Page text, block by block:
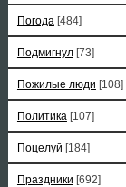
Погода [484]
Подмигнул [73]
Пожилые люди [108]
Политика [107]
Поцелуй [184]
Праздники [692]